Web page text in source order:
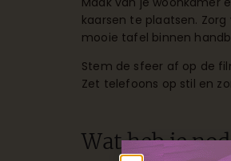
kaarsen te plaatsen.
mooie tafel binnen
Stem de sfeer af op de
Zet telefoons op stil en
Wat heb je